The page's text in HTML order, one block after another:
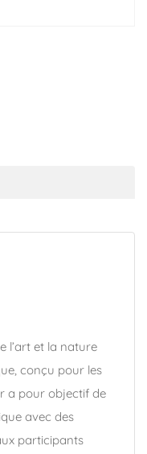
l’art et la nature
conçu pour les
a pour objectif de
avec des
participants